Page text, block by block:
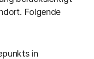
Folgende
in